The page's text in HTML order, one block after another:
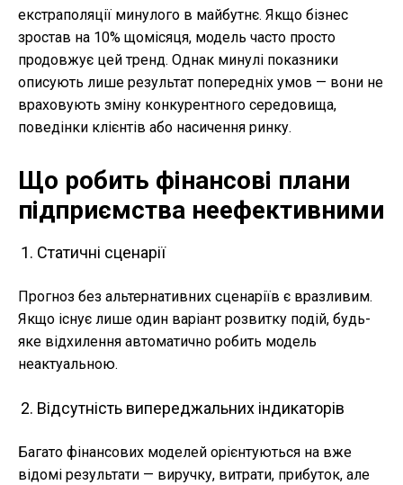
екстраполяції минулого в майбутнє. Якщо бізнес
зростав на 10% щомісяця, модель часто просто
продовжує цей тренд. Однак минулі показники
описують лише результат попередніх умов — вони не
враховують зміну конкурентного середовища,
поведінки клієнтів або насичення ринку.
Що робить фінансові плани
підприємства неефективними
Статичні сценарії
Прогноз без альтернативних сценаріїв є вразливим.
Якщо існує лише один варіант розвитку подій, будь-
яке відхилення автоматично робить модель
неактуальною.
Відсутність випереджальних індикаторів
Багато фінансових моделей орієнтуються на вже
відомі результати — виручку, витрати, прибуток, але